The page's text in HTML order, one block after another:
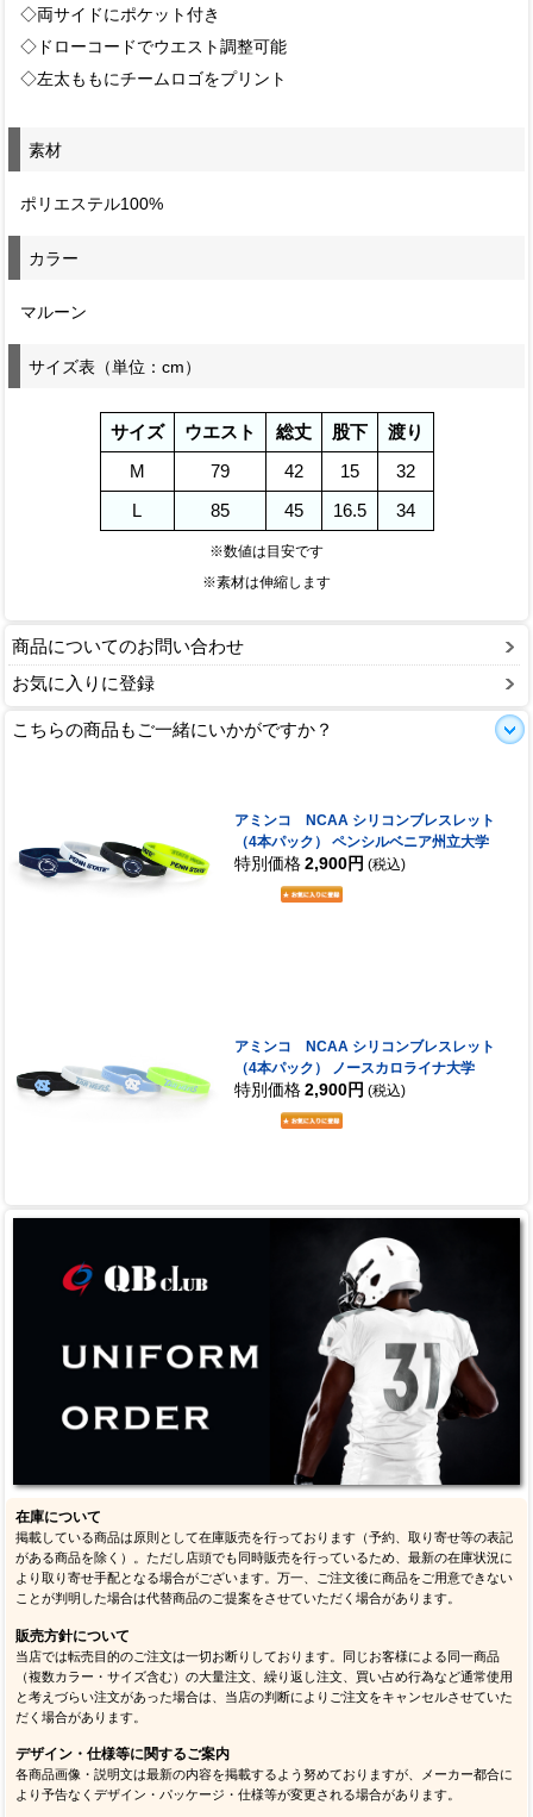
◇両サイドにポケット付き
◇ドローコードでウエスト調整可能
◇左太ももにチームロゴをプリント
素材
ポリエステル100%
カラー
マルーン
サイズ表（単位：cm）
サイズ ウエスト 総丈 股下
渡り
M
79 42 15
32
L
85 45 16.5 34
※数値は目安です
※素材は伸縮します
商品についてのお問い合わせ
お気に入りに登録
こちらの商品もご一緒にいかがですか？
アミンコ NCAA シリコンブレスレット
（4本パック） ペンシルベニア州立大学
特別価格 2,900円 (税込)
アミンコ NCAA シリコンブレスレット
（4本パック） ノースカロライナ大学
特別価格 2,900円 (税込)
在庫について
掲載している商品は原則として在庫販売を行っております（予約、取り寄せ等の表記
がある商品を除く）。ただし店頭でも同時販売を行っているため、最新の在庫状況に
より取り寄せ手配となる場合がございます。万一、ご注文後に商品をご用意できない
ことが判明した場合は代替商品のご提案をさせていただく場合があります。
販売方針について
当店では転売目的のご注文は一切お断りしております。同じお客様による同一商品
（複数カラー・サイズ含む）の大量注文、繰り返し注文、買い占め行為など通常使用
と考えづらい注文があった場合は、当店の判断によりご注文をキャンセルさせていた
だく場合があります。
デザイン・仕様等に関するご案内
各商品画像・説明文は最新の内容を掲載するよう努めておりますが、メーカー都合に
より予告なくデザイン・パッケージ・仕様等が変更される場合があります。